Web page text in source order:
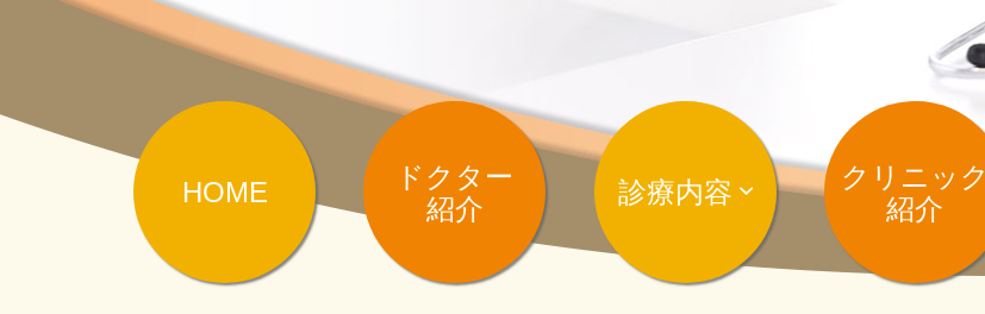
HOME
ドクター
紹介
診療内容
クリニック
紹介